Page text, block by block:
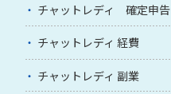
チャットレディ 確定申告
チャットレディ 経費
チャットレディ 副業